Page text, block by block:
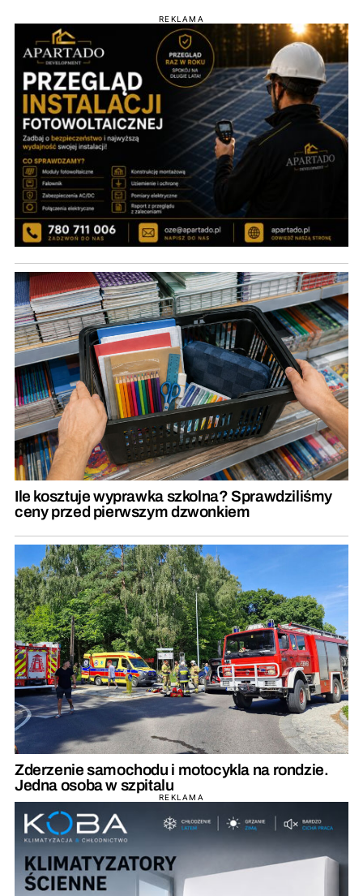
REKLAMA
Ile kosztuje wyprawka szkolna? Sprawdziliśmy
ceny przed pierwszym dzwonkiem
Zderzenie samochodu i motocykla na rondzie.
Jedna osoba w szpitalu
REKLAMA